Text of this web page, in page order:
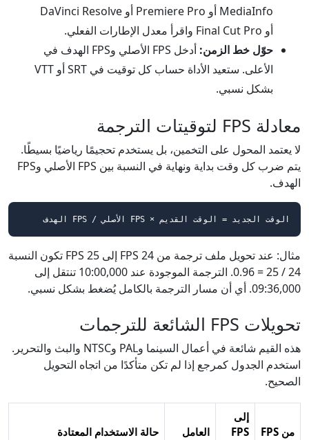
MediaInfo أو Premiere Pro أو DaVinci Resolve
أو Final Cut Pro واقرأ معدل الإطارات الفعلي.
حوّل خط الزمن:
أدخل FPS الأصلي وFPS الهدف في
الأعلى. ستعيد الأداة حساب كل توقيت في SRT أو VTT
بشكل نسبي.
معادلة FPS لتوقيتات الترجمة
لا يعتمد المحول على التخمين، بل يستخدم تحجيمًا رياضيًا بسيطًا.
يتم ضرب كل وقت بداية ونهاية في النسبة بين FPS الأصلي وFPS
الهدف.
الوقت الجديد = الوقت القديم × FPS الأصلي / FPS الهدف
مثال: عند تحويل ملف ترجمة من 24 FPS إلى 25 FPS تكون النسبة
24 / 25 = 0.96. الترجمة الموجودة عند 10:00,000 تنتقل إلى
09:36,000. أي أن مسار الترجمة بالكامل يُضغط بشكل نسبي.
تحويلات FPS الشائعة للترجمات
هذه القيم شائعة في أعمال السينما وPAL وNTSC والبث والتحرير.
استخدم الجدول كمرجع إذا لم تكن متأكدًا من اتجاه التحويل
الصحيح.
من FPS
إلى
FPS
العامل حالة الاستخدام المعتادة